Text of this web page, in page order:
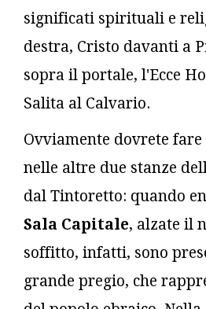
significati spirituali e
destra, Cristo davanti a
sopra il portale, l'Ecce
Salita al Calvario.
Ovviamente dovrete fare
nelle altre due stanze
dal Tintoretto: quando
Sala Capitale, alzate il
soffitto, infatti, sono
grande pregio, che